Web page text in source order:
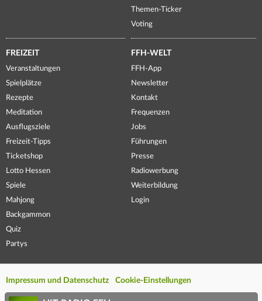
Themen-Ticker
Voting
FREIZEIT
Veranstaltungen
Spielplätze
Rezepte
Meditation
Ausflugsziele
Freizeit-Tipps
Ticketshop
Lotto Hessen
Spiele
Mahjong
Backgammon
Quiz
Partys
FFH-WELT
FFH-App
Newsletter
Kontakt
Frequenzen
Jobs
Führungen
Presse
Radiowerbung
Weiterbildung
Login
Impressum und Datenschutz Cookie-Einstellungen